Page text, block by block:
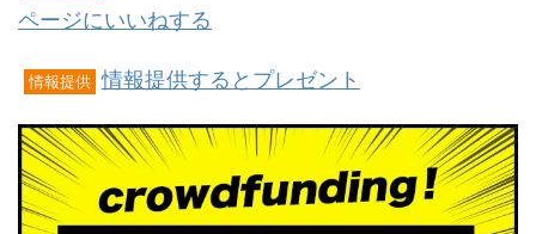
ページにいいねする
情報提供 情報提供するとプレゼント